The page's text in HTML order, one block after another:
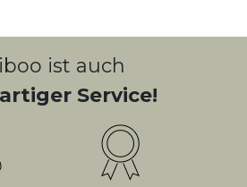
ist auch
Service!